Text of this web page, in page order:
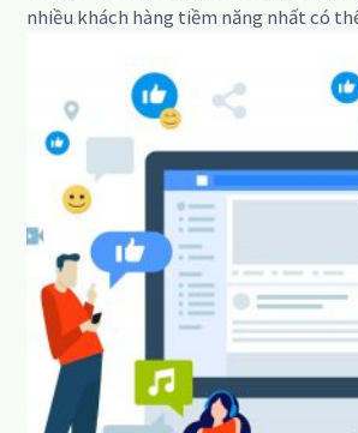
nhiều khách hàng tiềm năng nhất có